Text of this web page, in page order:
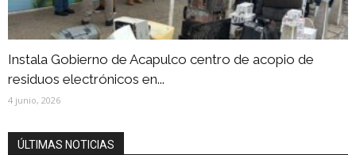
Instala Gobierno de Acapulco centro de acopio de
residuos electrónicos en...
4 junio, 2026
ÚLTIMAS NOTICIAS